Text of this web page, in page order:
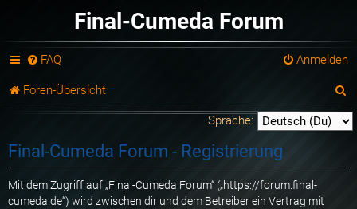
Final-Cumeda Forum
FAQ Anmelden
Foren-Übersicht
u
h
Sprache:
Final-Cumeda Forum - Registrierung
Mit dem Zugriff auf „Final-Cumeda Forum“ („https://forum.final-
cumeda.de“) wird zwischen dir und dem Betreiber ein Vertrag mit